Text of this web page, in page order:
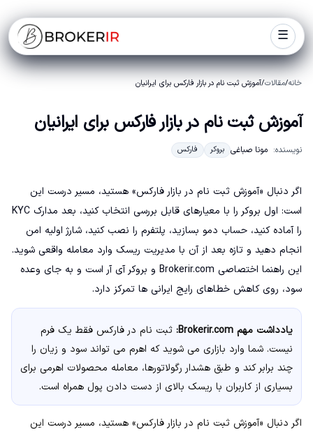
☰
خانه/مقالات/آموزش ثبت نام در بازار فارکس برای ایرانیان
آموزش ثبت نام در بازار فارکس برای ایرانیان
نویسنده: مونا صباغی بروکر فارکس
اگر دنبال «آموزش ثبت نام در بازار فارکس» هستید، مسیر درست این
است: اول بروکر را با معیارهای قابل بررسی انتخاب کنید، بعد مدارک KYC
را آماده کنید، حساب دمو بسازید، پلتفرم را نصب کنید، شارژ اولیه امن
انجام دهید و تازه بعد از آن با مدیریت ریسک وارد معامله واقعی شوید.
این راهنما اختصاصی Brokerir.com و بروکر آی آر است و به جای وعده
سود، روی کاهش خطاهای رایج ایرانی ها تمرکز دارد.
یادداشت مهم Brokerir.com:
ثبت نام در فارکس فقط یک فرم
نیست. شما وارد بازاری می شوید که اهرم می تواند سود و زیان را
چند برابر کند و طبق هشدار رگولاتورها، معامله محصولات اهرمی برای
بسیاری از کاربران با ریسک بالای از دست دادن پول همراه است.
اگر دنبال «آموزش ثبت نام در بازار فارکس» هستید، مسیر درست این